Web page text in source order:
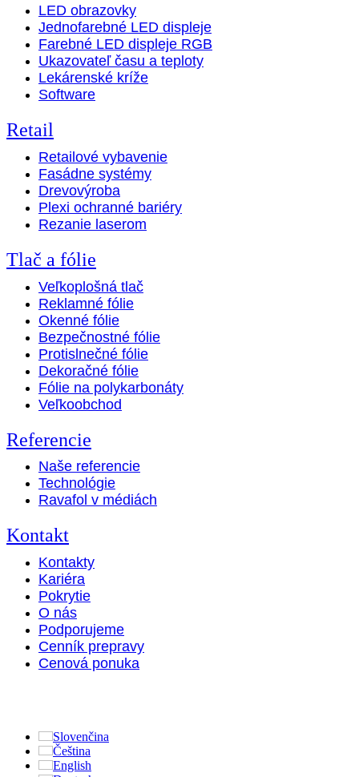
LED obrazovky
Jednofarebné LED displeje
Farebné LED displeje RGB
Ukazovateľ času a teploty
Lekárenské kríže
Software
Retail
Retailové vybavenie
Fasádne systémy
Drevovýroba
Plexi ochranné bariéry
Rezanie laserom
Tlač a fólie
Veľkoplošná tlač
Reklamné fólie
Okenné fólie
Bezpečnostné fólie
Protislnečné fólie
Dekoračné fólie
Fólie na polykarbonáty
Veľkoobchod
Referencie
Naše referencie
Technológie
Ravafol v médiách
Kontakt
Kontakty
Kariéra
Pokrytie
O nás
Podporujeme
Cenník prepravy
Cenová ponuka
Slovenčina
Čeština
English